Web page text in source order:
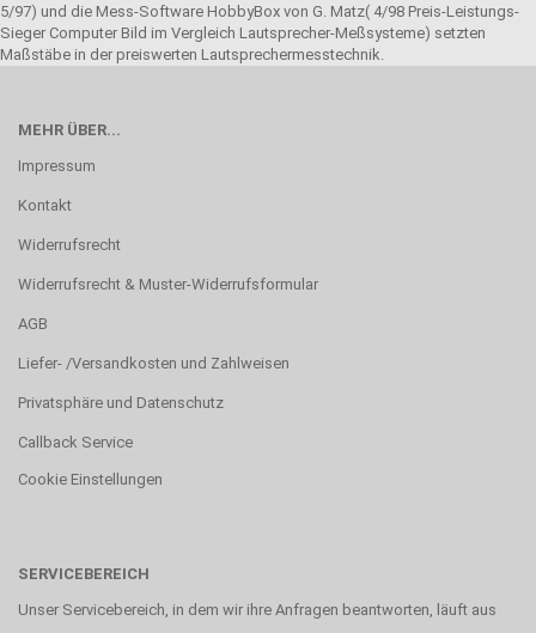
5/97) und die Mess-Software HobbyBox von G. Matz( 4/98 Preis-Leistungs-
Sieger Computer Bild im Vergleich Lautsprecher-Meßsysteme) setzten
Maßstäbe in der preiswerten Lautsprechermesstechnik.
MEHR ÜBER...
Impressum
Kontakt
Widerrufsrecht
Widerrufsrecht & Muster-Widerrufsformular
AGB
Liefer- /Versandkosten und Zahlweisen
Privatsphäre und Datenschutz
Callback Service
Cookie Einstellungen
SERVICEBEREICH
Unser Servicebereich, in dem wir ihre Anfragen beantworten, läuft aus